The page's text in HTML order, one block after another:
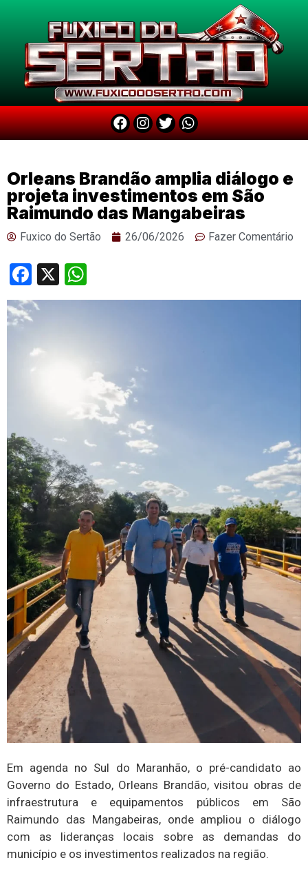
Orleans Brandão amplia diálogo e
projeta investimentos em São
Raimundo das Mangabeiras
Fuxico do Sertão 26/06/2026 Fazer Comentário
Facebook
X
Em agenda no Sul do Maranhão, o pré-candidato ao
Governo do Estado, Orleans Brandão, visitou obras de
infraestrutura e equipamentos públicos em São
Raimundo das Mangabeiras, onde ampliou o diálogo
com as lideranças locais sobre as demandas do
município e os investimentos realizados na região.